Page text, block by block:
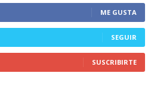
ME GUSTA
SEGUIR
SUSCRIBIRTE